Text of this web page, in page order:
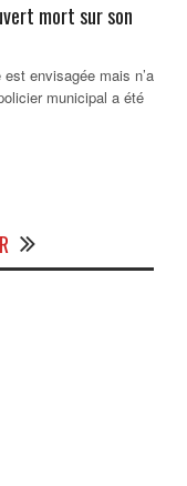
mort sur son
envisagée mais n’a
municipal a été